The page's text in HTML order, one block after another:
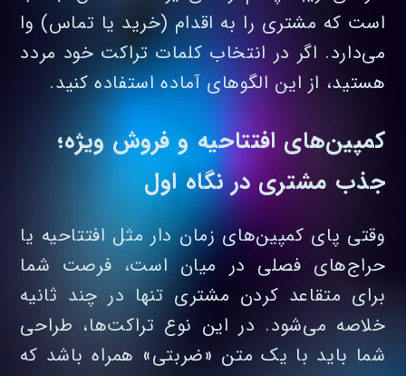
است که مشتری را به اقدام (خرید یا تماس) وا
می‌دارد. اگر در انتخاب کلمات تراکت خود مردد
هستید، از این الگوهای آماده استفاده کنید.
کمپین‌های افتتاحیه و فروش ویژه؛
جذب مشتری در نگاه اول
وقتی پای کمپین‌های زمان‌ دار مثل افتتاحیه یا
حراج‌های فصلی در میان است، فرصت شما
برای متقاعد کردن مشتری تنها در چند ثانیه
خلاصه می‌شود. در این نوع تراکت‌ها، طراحی
شما باید با یک متن «ضربتی» همراه باشد که